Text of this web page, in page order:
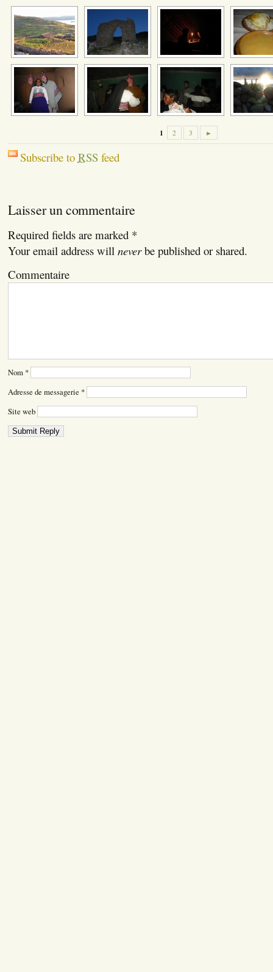
1 2 3 ►
Subscribe to RSSfeed
Laisser un commentaire
Required fields are marked *
Your email address will neverbe published or shared.
Commentaire
Nom *
Adresse de messagerie *
Site web